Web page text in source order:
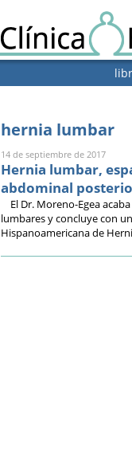
hernia lumbar
14 de septiembre de 2017
Hernia lumbar,
abdominal
El Dr. Moreno-Egea
lumbares y concluye con
Hispanoamericana de